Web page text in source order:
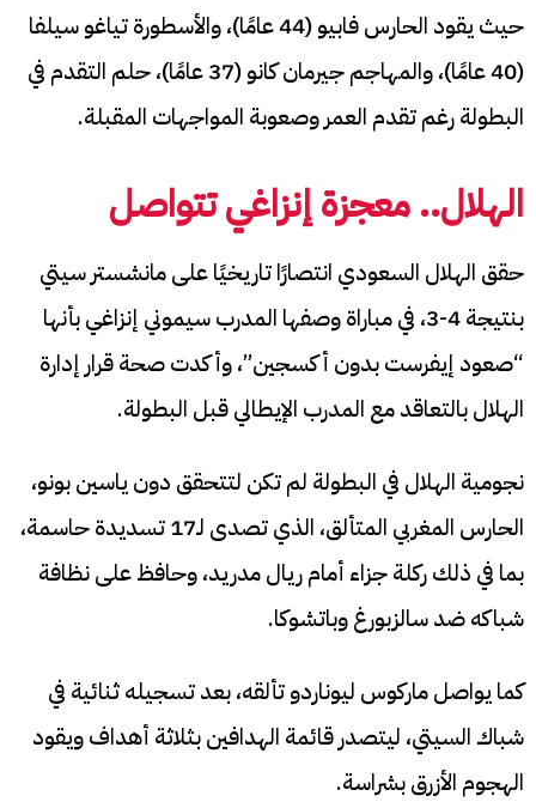
حيث يقود الحارس فابيو (44 عامًا)، والأسطورة تياغو سيلفا
(40 عامًا)، والمهاجم جيرمان كانو (37 عامًا)، حلم التقدم في
البطولة رغم تقدم العمر وصعوبة المواجهات المقبلة.
الهلال.. معجزة إنزاغي تتواصل
حقق الهلال السعودي انتصارًا تاريخيًا على مانشستر سيتي
بنتيجة 4-3، في مباراة وصفها المدرب سيموني إنزاغي بأنها
“صعود إيفرست بدون أكسجين”، وأكدت صحة قرار إدارة
الهلال بالتعاقد مع المدرب الإيطالي قبل البطولة.
نجومية الهلال في البطولة لم تكن لتتحقق دون ياسين بونو،
الحارس المغربي المتألق، الذي تصدى لـ17 تسديدة حاسمة،
بما في ذلك ركلة جزاء أمام ريال مدريد، وحافظ على نظافة
شباكه ضد سالزبورغ وباتشوكا.
كما يواصل ماركوس ليوناردو تألقه، بعد تسجيله ثنائية في
شباك السيتي، ليتصدر قائمة الهدافين بثلاثة أهداف ويقود
الهجوم الأزرق بشراسة.